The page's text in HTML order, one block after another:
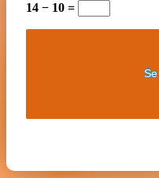
14 − 10 =